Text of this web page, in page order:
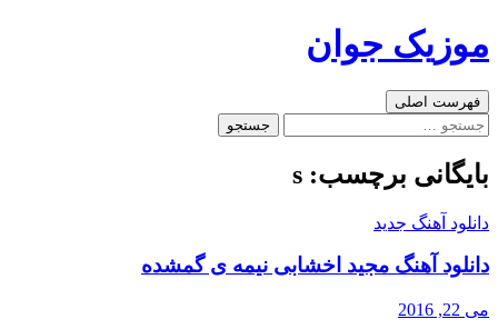
به
موزیک جوان
جست‌وجو
فهرست اصلی
جستجو
بایگانی برچسب: s
دانلود آهنگ جدید
دانلود آهنگ مجید اخشابی نیمه ی گمشده
می 22, 2016